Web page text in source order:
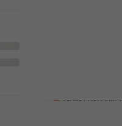
Noliktavā pie
Shure